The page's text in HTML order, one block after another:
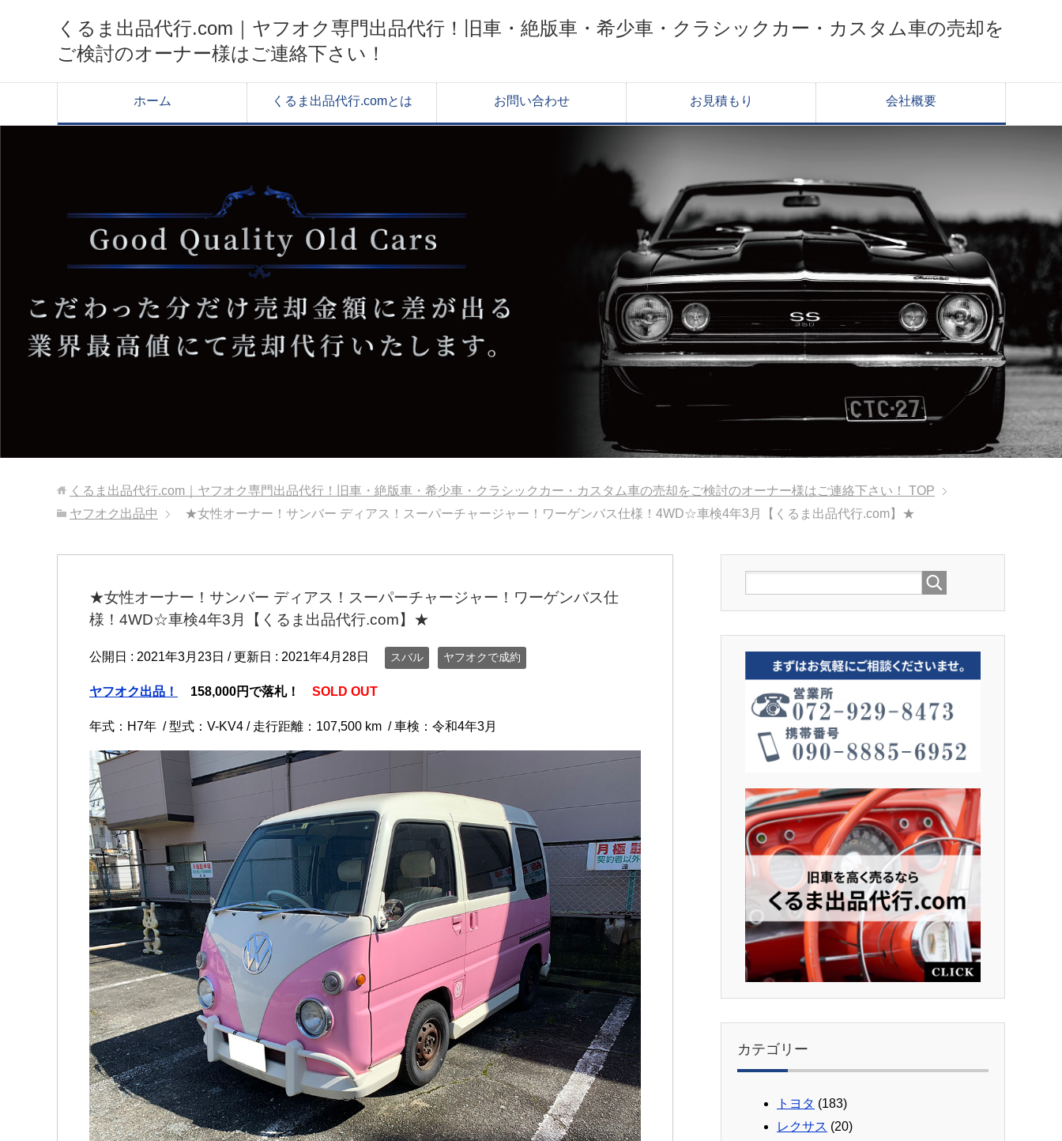
くるま出品代行.com｜ヤフオク専門出品代行！旧車・絶版車・希少車・クラシックカー・カスタム車の売却を
ご検討のオーナー様はご連絡下さい！
ホーム くるま出品代行.comとは お問い合わせ お見積もり 会社概要
くるま出品代行.com｜ヤフオク専門出品代行！旧車・絶版車・希少車・クラシックカー・カスタム車の売却をご検討のオーナー様はご連絡下さい！
TOP
ヤフオク出品中
★女性オーナー！サンバー ディアス！スーパーチャージャー！ワーゲンバス仕様！4WD☆車検4年3月【くるま出品代行.com】★
★女性オーナー！サンバー ディアス！スーパーチャージャー！ワーゲンバス仕
様！4WD☆車検4年3月【くるま出品代行.com】★
公開日 : 2021年3月23日 / 更新日 : 2021年4月28日 スバル ヤフオクで成約
ヤフオク出品！ 158,000円で落札！ SOLD OUT
年式：H7年 / 型式：V-KV4 / 走行距離：107,500 km / 車検：令和4年3月
カテゴリー
トヨタ (183)
レクサス (20)